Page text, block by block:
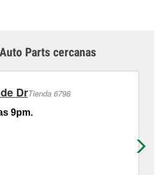
Parts cercanas
DrTienda 6798
9pm.